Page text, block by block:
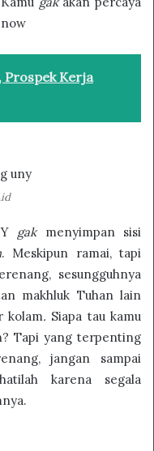
Prospek Kerja
gakmenyimpan sisi
. Meskipun ramai, tapi
sesungguhnya
makhluk Tuhan lain
kolam. Siapa tau kamu
Tapi yang terpenting
jangan sampai
karena segala